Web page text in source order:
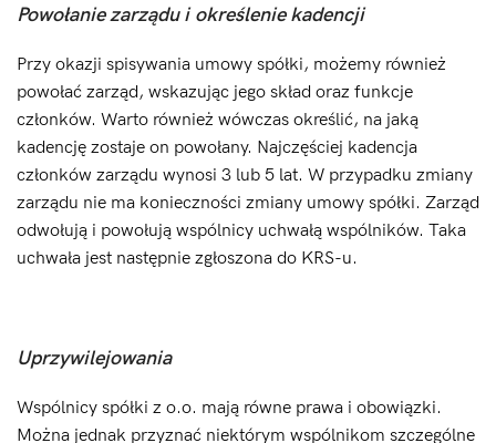
Powołanie zarządu i określenie kadencji
Przy okazji spisywania umowy spółki, możemy również
powołać zarząd, wskazując jego skład oraz funkcje
członków. Warto również wówczas określić, na jaką
kadencję zostaje on powołany. Najczęściej kadencja
członków zarządu wynosi 3 lub 5 lat. W przypadku zmiany
zarządu nie ma konieczności zmiany umowy spółki. Zarząd
odwołują i powołują wspólnicy uchwałą wspólników. Taka
uchwała jest następnie zgłoszona do KRS-u.
Uprzywilejowania
Wspólnicy spółki z o.o. mają równe prawa i obowiązki.
Można jednak przyznać niektórym wspólnikom szczególne